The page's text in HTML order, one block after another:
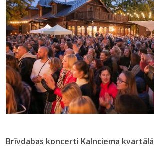
Brīvdabas koncerti Kalnciema kvartālā